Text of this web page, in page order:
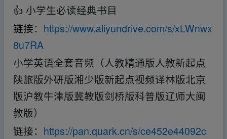
👍 小学生必读经典书目
链接： https://www.aliyundrive.com/s/xLWnwx
8u7RA
小学英语全套音频（人教精通版人教新起点
陕旅版外研版湘少版新起点视频译林版北京
版沪教牛津版冀教版剑桥版科普版辽师大闽
教版）
链接： https://pan.quark.cn/s/ce452e44092c